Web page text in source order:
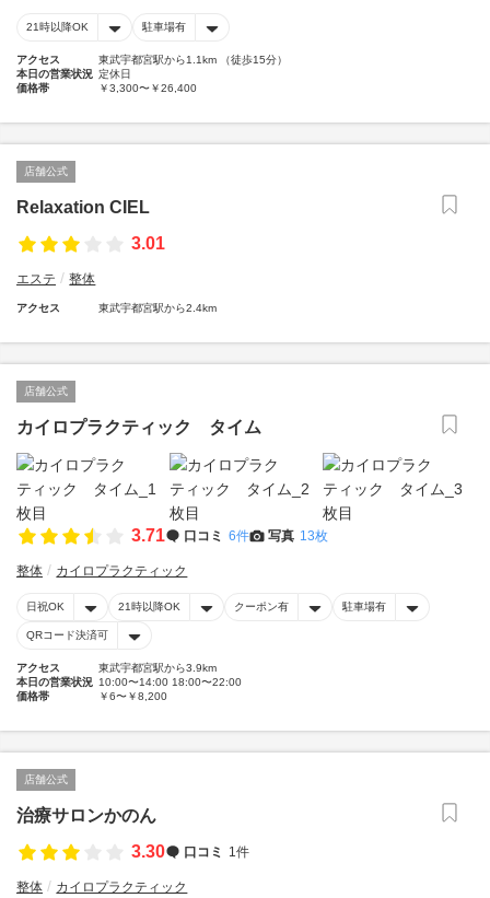
21時以降OK 駐車場有
アクセス
東武宇都宮駅から1.1km （徒歩15分）
本日の営業状況 定休日
価格帯
￥3,300〜￥26,400
店舗公式
Relaxation CIEL
3.01
エステ 整体
アクセス 東武宇都宮駅から2.4km
店舗公式
カイロプラクティック タイム
3.71 口コミ 6件 写真 13枚
整体 カイロプラクティック
日祝OK 21時以降OK クーポン有 駐車場有
QRコード決済可
アクセス
東武宇都宮駅から3.9km
本日の営業状況 10:00〜14:00 18:00〜22:00
価格帯
￥6〜￥8,200
店舗公式
治療サロンかのん
3.30
口コミ 1件
整体 カイロプラクティック